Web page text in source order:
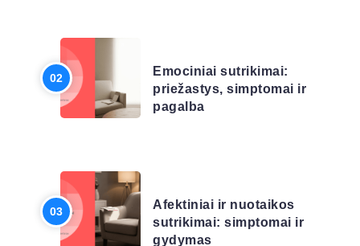
Emociniai sutrikimai:
priežastys, simptomai ir
pagalba
Afektiniai ir nuotaikos
sutrikimai: simptomai ir
gydymas